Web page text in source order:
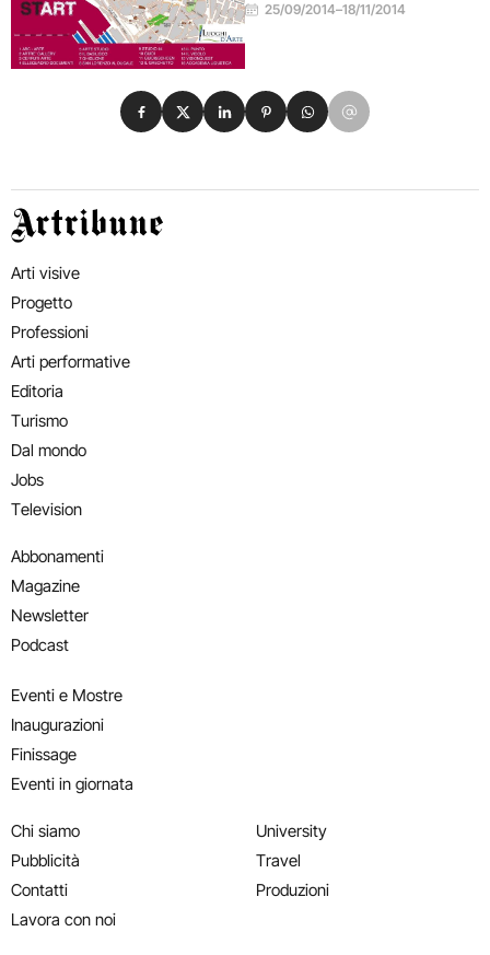
25/09/2014–18/11/2014
Condividi su Facebook
Condividi su X
Condividi su LinkedIn
Condividi su Pinterest
Condividi su WhatsApp
Condividi su Email
Artribune
Arti visive
Progetto
Professioni
Arti performative
Editoria
Turismo
Dal mondo
Jobs
Television
Abbonamenti
Magazine
Newsletter
Podcast
Eventi e Mostre
Inaugurazioni
Finissage
Eventi in giornata
Chi siamo
Pubblicità
Contatti
Lavora con noi
University
Travel
Produzioni